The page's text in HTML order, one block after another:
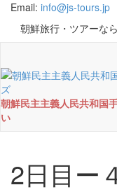
Email: info@js-tours.jp
朝鮮旅行・ツアーな
朝鮮民主主義人民共和国
い
2日目ー